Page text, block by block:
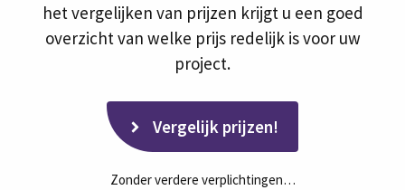
het vergelijken van prijzen krijgt u een goed
overzicht van welke prijs redelijk is voor uw
project.
Vergelijk prijzen!
Zonder verdere verplichtingen…